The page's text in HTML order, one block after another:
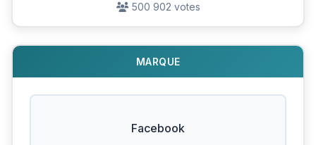
500 902 votes
MARQUE
Facebook